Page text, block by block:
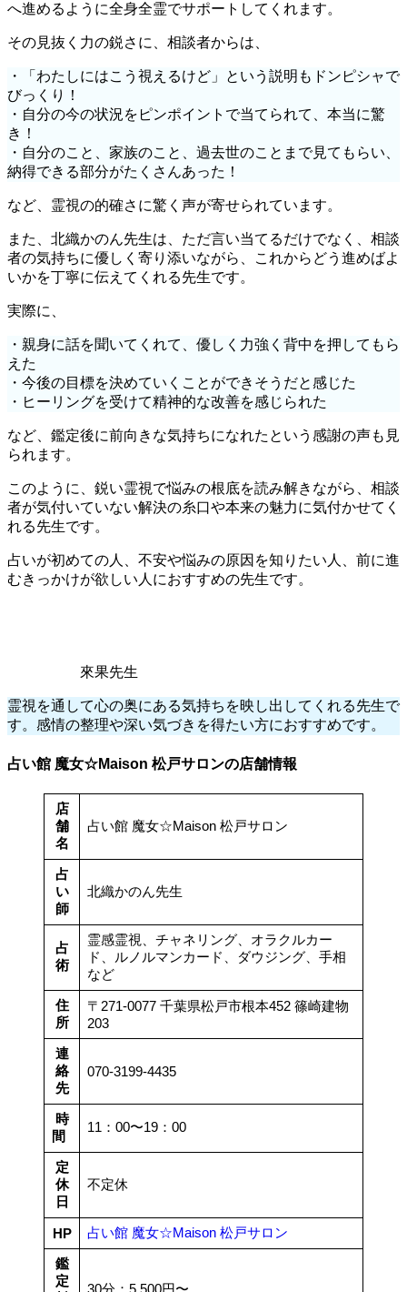
へ進めるように全身全霊でサポートしてくれます。
その見抜く力の鋭さに、相談者からは、
・「わたしにはこう視えるけど」という説明もドンピシャで
びっくり！
・自分の今の状況をピンポイントで当てられて、本当に驚
き！
・自分のこと、家族のこと、過去世のことまで見てもらい、
納得できる部分がたくさんあった！
など、霊視の的確さに驚く声が寄せられています。
また、北織かのん先生は、ただ言い当てるだけでなく、相談
者の気持ちに優しく寄り添いながら、これからどう進めばよ
いかを丁寧に伝えてくれる先生です。
実際に、
・親身に話を聞いてくれて、優しく力強く背中を押してもら
えた
・今後の目標を決めていくことができそうだと感じた
・ヒーリングを受けて精神的な改善を感じられた
など、鑑定後に前向きな気持ちになれたという感謝の声も見
られます。
このように、鋭い霊視で悩みの根底を読み解きながら、相談
者が気付いていない解決の糸口や本来の魅力に気付かせてく
れる先生です。
占いが初めての人、不安や悩みの原因を知りたい人、前に進
むきっかけが欲しい人におすすめの先生です。
來果先生
霊視を通して心の奥にある気持ちを映し出してくれる先生で
す。感情の整理や深い気づきを得たい方におすすめです。
占い館 魔女☆Maison 松戸サロンの店舗情報
店
舗
名
占い館 魔女☆Maison 松戸サロン
占
い
師
北織かのん先生
占
術
霊感霊視、チャネリング、オラクルカー
ド、ルノルマンカード、ダウジング、手相
など
住
所
〒271-0077 千葉県松戸市根本452 篠崎建物
203
連
絡
先
070-3199-4435
時
間
11：00〜19：00
定
休
日
不定休
HP
占い館 魔女☆Maison 松戸サロン
鑑
定
30分：5,500円〜